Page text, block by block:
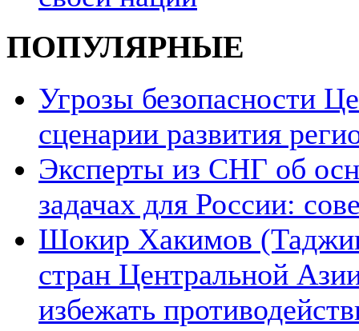
ПОПУЛЯРНЫЕ
Угрозы безопасности
сценарии развития
Эксперты из СНГ об
задачах для России:
Шокир Хакимов
стран Центральной
избежать